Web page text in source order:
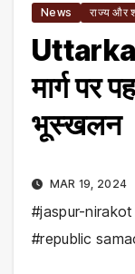
News राज्य और
मार्ग पर
भूस्खलन
MAR 19, 2024
#jaspur-nirakot
#republic